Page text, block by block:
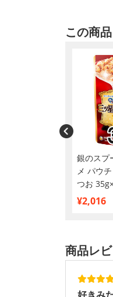
この商
銀のスプ
メ パウ
つお
買い】
¥2,016
商品レビ